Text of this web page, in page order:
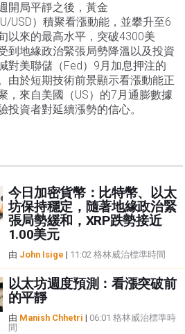
開局平靜之後，黃金
USD）積聚看漲動能，並攀升至6
以來的最高水平，突破4300美
到地緣政治緊張局勢降溫以及投資
對美聯儲（Fed）9月加息押注的
由於短期技術前景顯示看漲動能正
，來自美國（US）的7月通膨數據
投資者對延續漲勢的信心。
今日加密貨幣：比特幣、以太
坊保持穩定，隨著地緣政治緊
張局勢緩和，XRP跌勢接近
1.00美元
由 John Isige | 11:02 格林威治標準時間
以太坊週度預測：看漲突破前
的平靜
由 Manish Chhetri | 06:01 格林威治標準時
間